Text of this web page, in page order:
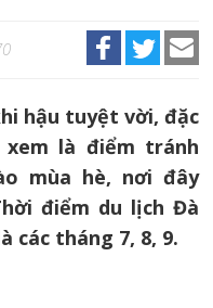
hậu tuyệt vời, đặc
là điểm tránh
mùa hè, nơi đây
điểm du lịch Đà
các tháng 7, 8, 9.